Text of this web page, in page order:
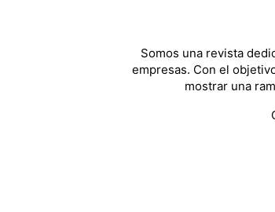
Somos una revista
empresas. Con el
mostrar una